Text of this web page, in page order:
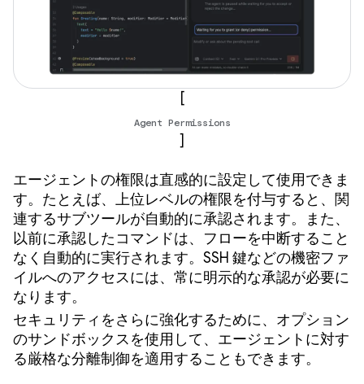
[
Agent Permissions
]
エージェントの権限は直感的に設定して使用できま
す。たとえば、上位レベルの権限を付与すると、関
連するサブツールが自動的に承認されます。また、
以前に承認したコマンドは、フローを中断すること
なく自動的に実行されます。SSH 鍵などの機密ファ
イルへのアクセスには、常に明示的な承認が必要に
なります。
セキュリティをさらに強化するために、オプション
のサンドボックスを使用して、エージェントに対す
る厳格な分離制御を適用することもできます。